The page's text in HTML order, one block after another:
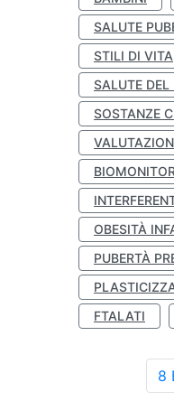
SALUTE
STILI DI VITA
SALUTE
SOSTANZE
OBESITÀ
PUBERTÀ
FTALATI
8